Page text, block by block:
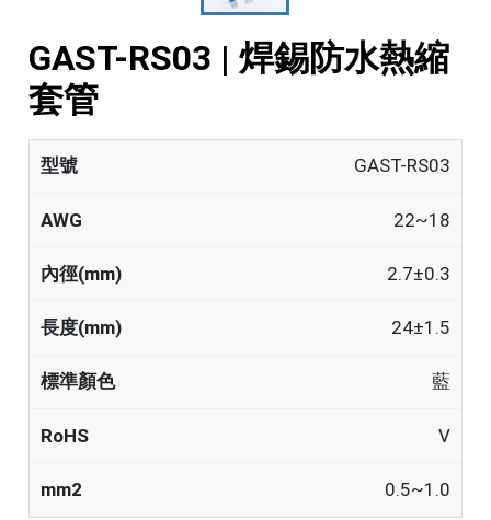
GAST-RS03 | 焊錫防水熱縮
套管
GAST-RS03
22~18
2.7±0.3
24±1.5
藍
V
0.5~1.0